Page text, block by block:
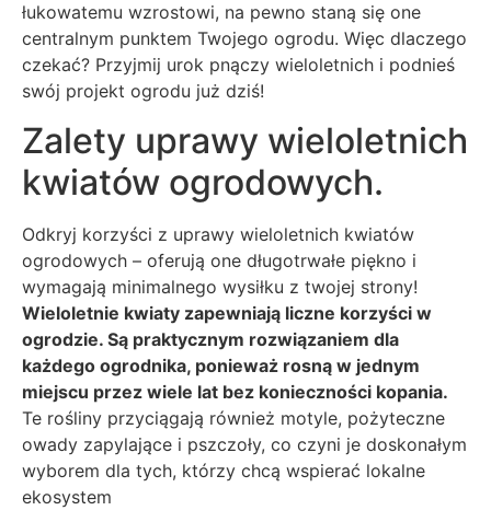
łukowatemu wzrostowi, na pewno staną się one
centralnym punktem Twojego ogrodu. Więc dlaczego
czekać? Przyjmij urok pnączy wieloletnich i podnieś
swój projekt ogrodu już dziś!
Zalety uprawy wieloletnich
kwiatów ogrodowych.
Odkryj korzyści z uprawy wieloletnich kwiatów
ogrodowych – oferują one długotrwałe piękno i
wymagają minimalnego wysiłku z twojej strony!
Wieloletnie kwiaty zapewniają liczne korzyści w
ogrodzie. Są praktycznym rozwiązaniem dla
każdego ogrodnika, ponieważ rosną w jednym
miejscu przez wiele lat bez konieczności kopania.
Te rośliny przyciągają również motyle, pożyteczne
owady zapylające i pszczoły, co czyni je doskonałym
wyborem dla tych, którzy chcą wspierać lokalne
ekosystem